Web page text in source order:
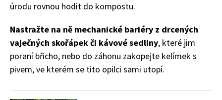
úrodu rovnou hodit do kompostu.
Nastražte na ně mechanické bariéry z drcených
vaječných skořápek či kávové sedliny, které jim
poraní břicho, nebo do záhonu zakopejte kelímek s
pivem, ve kterém se tito opilci sami utopí.